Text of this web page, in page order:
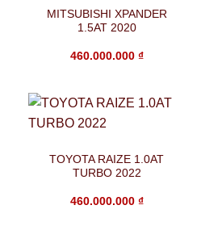
MITSUBISHI XPANDER
1.5AT 2020
460.000.000 ₫
TOYOTA RAIZE 1.0AT
TURBO 2022
460.000.000 ₫